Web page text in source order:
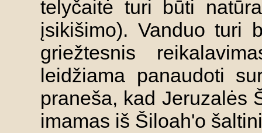
telyčaitė turi būti
įsikišimo). Vanduo turi
griežtesnis
leidžiama panaudoti
praneša, kad Jeruzalės
imamas iš Šiloah'o